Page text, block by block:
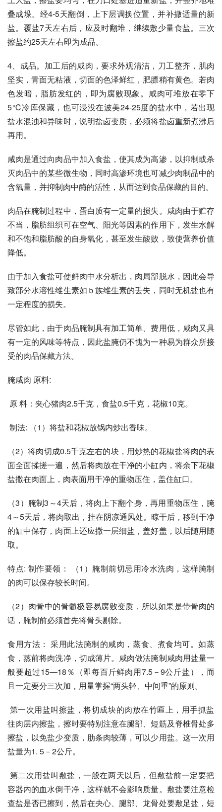
叠成垛。经4-5天翻倒，上下层调换位置，并补撒适量的新
盐。覆盐7天左右后，应及时翻堆，继续敷少量食盐。三次
擦盐约25天左右即为成品。
4、成品。加工后的咸肉，要求外观清洁，刀工整齐，肌肉
坚实，青面无粘液，切面的色泽鲜红，肥膘稍有黄色。若肉
色发暗，脂肪发红的，即为腐败现象。咸肉可堆放在零下
5℃冷库保藏，也可浸没在波美24-25度的盐水中，若出现
盐水混浊和异味时，说明盐卤变质，必须将盐卤重新煮沸后
再用。
咸肉是通过向肉品中加入食盐，使其成为高渗，以抑制或杀
灭肉品中的某些微生物，同时高渗环境也可减少肉制品中的
含氧量，并抑制肉中酶的活性，从而达到食品保藏的目的。
肉品在腌制过程中，蛋白质有一定量的损失。咸肉由于贮存
不当，脂肪组织可在空气、阳光等因素的作用下，发生水解
和不饱和脂肪酸的自身氧化，甚至发生酸败，致使营养价值
降低。
由于加入食盐可使鲜肉中水分析出，肉局部脱水，因此会导
致部分水溶性维生素如ｂ族维生素的丢失，同时无机盐也有
一定程度的损失。
尽管如此，由于肉品腌制具有加工简单、费用低，咸肉又具
有一定的风味等特点，因此盐腌仍不愧为一种易为群众所接
受的肉品保藏方法。
腌咸肉 原料:
原 料：夹心猪肉2.5千克，食盐0.5千克，花椒10克。
制法: （1）将盐和花椒放锅内炒出香味。
（2）将肉切成0.5千克左右的块，用炒热的花椒盐将肉的表
面全面揉搓一遍，然后将肉放在干净的小缸内，将余下花椒
盐撒在肉面上，肉表面用干净的重物压住，盖住缸口。
（3）腌制3～4天后，将肉上下翻个身，再用重物压住，腌
4～5天后，将肉取出，挂在阴凉通风处。晾干后，移到干净
的缸中保存，肉面上还应撒一层细盐，盖好盖，以后随用随
取。
特点: 制作要领： （1）腌制前切忌用冷水洗肉，这样腌制
的肉可以保存较长时间。
（2）肉骨中的骨髓极容易腐败变质，所以如果是带骨肉的
话，腌制前必须首先将骨头剔除。
食用方法： 采用此法腌制的咸肉，蒸食、煮食均可。如蒸
食，蒸前将肉洗净，切成薄片。咸肉做法腌制咸肉用盐量一
般要超过15―18％（即每百斤鲜肉用7.5－9公斤盐），而
且一定要分三次加，用量掌握“两头轻、中间重”的原则。
往肉层内擦盐，擦时要特别注意在腿部、短筋及脊椎骨处多
擦盐，以免盐少变质，肋条肉较薄，可以少用盐。这一次用
盐量为1. 5－2公斤。
容器内的血水倒干净，这样就不会影响质量。敷盐要注意检
查盐是否已擦到，然后在央心、腿部、龙骨处要敷足盐，短